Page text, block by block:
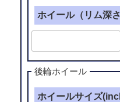
ホイール（リム深
後輪ホイール
ホイールサイズ